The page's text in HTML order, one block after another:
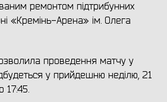
ремонтом підтрибунних
«Кремінь-Арена» ім. Олега
проведення матчу у
у прийдешню неділю, 21
17:45.